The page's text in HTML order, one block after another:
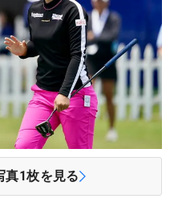
真1枚を見る